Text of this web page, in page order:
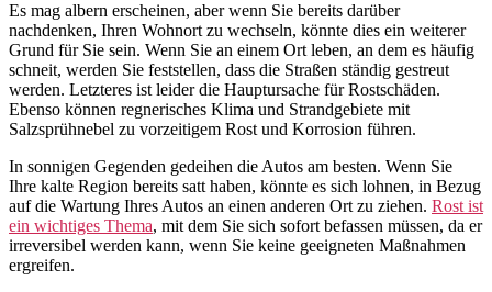
Es mag albern erscheinen, aber wenn Sie bereits darüber
nachdenken, Ihren Wohnort zu wechseln, könnte dies ein weiterer
Grund für Sie sein. Wenn Sie an einem Ort leben, an dem es häufig
schneit, werden Sie feststellen, dass die Straßen ständig gestreut
werden. Letzteres ist leider die Hauptursache für Rostschäden.
Ebenso können regnerisches Klima und Strandgebiete mit
Salzsprühnebel zu vorzeitigem Rost und Korrosion führen.
In sonnigen Gegenden gedeihen die Autos am besten. Wenn Sie
Ihre kalte Region bereits satt haben, könnte es sich lohnen, in Bezug
auf die Wartung Ihres Autos an einen anderen Ort zu ziehen. Rost ist
ein wichtiges Thema, mit dem Sie sich sofort befassen müssen, da er
irreversibel werden kann, wenn Sie keine geeigneten Maßnahmen
ergreifen.